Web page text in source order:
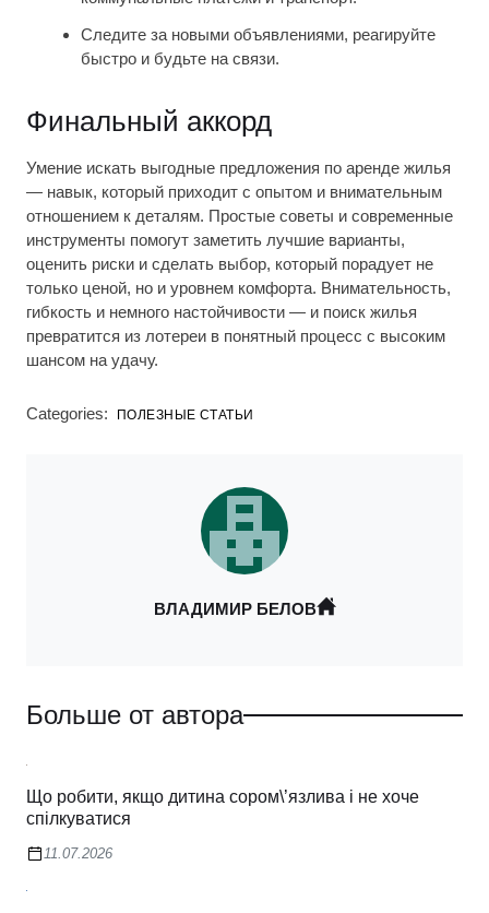
Следите за новыми объявлениями, реагируйте
быстро и будьте на связи.
Финальный аккорд
Умение искать выгодные предложения по аренде жилья
— навык, который приходит с опытом и внимательным
отношением к деталям. Простые советы и современные
инструменты помогут заметить лучшие варианты,
оценить риски и сделать выбор, который порадует не
только ценой, но и уровнем комфорта. Внимательность,
гибкость и немного настойчивости — и поиск жилья
превратится из лотереи в понятный процесс с высоким
шансом на удачу.
Categories: ПОЛЕЗНЫЕ СТАТЬИ
ВЛАДИМИР БЕЛОВ
Больше от автора
Що робити, якщо дитина сором\’язлива і не хоче
спілкуватися
11.07.2026